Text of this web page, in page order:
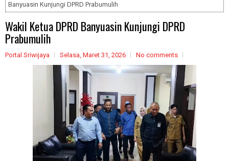
Banyuasin Kunjungi DPRD Prabumulih
Wakil Ketua DPRD Banyuasin Kunjungi DPRD
Prabumulih
Portal Sriwijaya Selasa, Maret 31, 2026 No comments